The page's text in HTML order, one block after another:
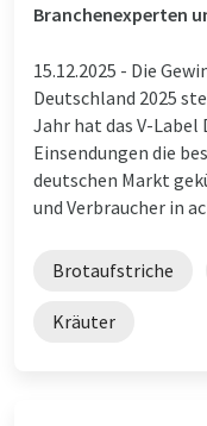
Branchenexperten
15.12.2025 - Die
Deutschland 2025
Jahr hat das V-
Einsendungen die
deutschen Markt
und Verbraucher in
Brotaufstriche
Kräuter